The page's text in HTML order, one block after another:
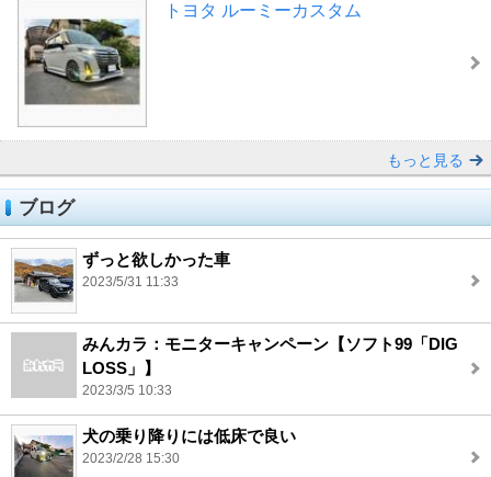
トヨタ ルーミーカスタム
もっと見る
ブログ
ずっと欲しかった車
2023/5/31 11:33
みんカラ：モニターキャンペーン【ソフト99「DIG
LOSS」】
2023/3/5 10:33
犬の乗り降りには低床で良い
2023/2/28 15:30